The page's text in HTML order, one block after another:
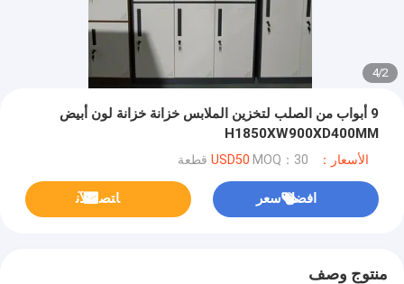
2
/
4
9 أبواب من الصلب لتخزين الملابس خزانة خزانة لون أبيض
H1850XW900XD400MM
الأسعار：USD50 MOQ：30 قطعة
افضل سعر ﺎﺘﺼﻟ ﺍﻶﻧ
منتوج وصف